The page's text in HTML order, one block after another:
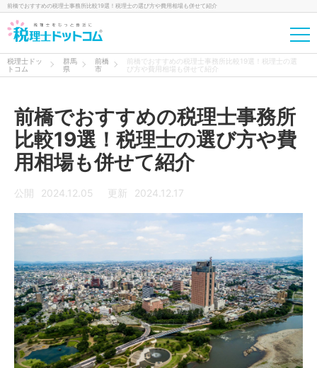
前橋でおすすめの税理士事務所比較19選！税理士の選び方や費用相場も併せて紹介
税理士ドッ
トコム
群馬
県
前橋
市
前橋でおすすめの税理士事務所比較19選！税理士の選
び方や費用相場も併せて紹介
前橋でおすすめの税理士事務所
比較19選！税理士の選び方や費
用相場も併せて紹介
公開 2024.12.05 更新 2024.12.17